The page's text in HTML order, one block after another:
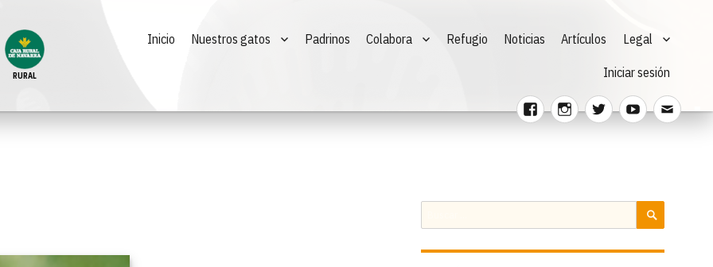
RURAL
FacebookInstagram
TwitterYoutubeCorreo
Inicio Nuestros gatos Padrinos Colabora Refugio Noticias Artículos Legal
Iniciar sesión
por: